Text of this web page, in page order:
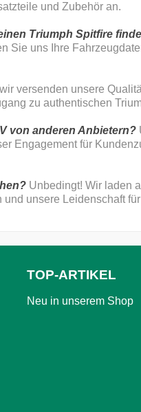
und Zubehör an.
Triumph Spitfire
Sie uns Ihre
versenden unsere
zu authentischen
von anderen Anbietern?
Engagement für
Unbedingt! Wir laden
unsere Leidenschaft
TOP-ARTIKEL
Neu in unserem Shop